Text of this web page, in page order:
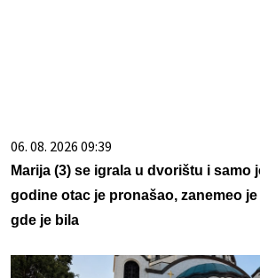
06. 08. 2026 09:39
Marija (3) se igrala u dvorištu i samo
godine otac je pronašao, zanemeo
gde je bila